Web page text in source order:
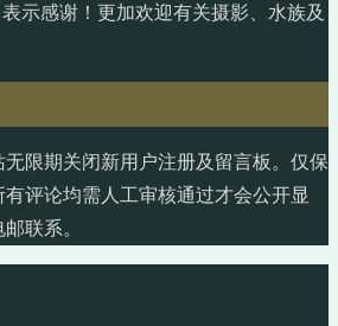
表示感谢！更加欢迎有关摄影、水族及
限期关闭新用户注册及留言板。仅保
评论均需人工审核通过才会公开显
联系。